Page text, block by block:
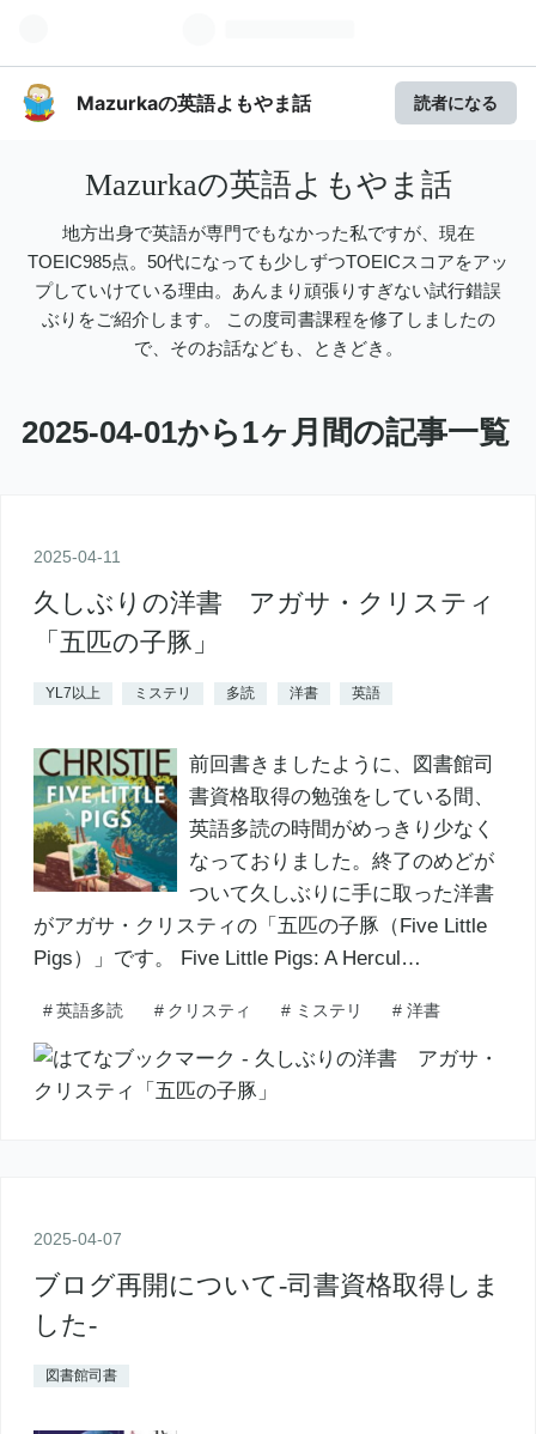
Mazurkaの英語よもやま話 読者になる
Mazurkaの英語よもやま話
地方出身で英語が専門でもなかった私ですが、現在
TOEIC985点。50代になっても少しずつTOEICスコアをアッ
プしていけている理由。あんまり頑張りすぎない試行錯誤
ぶりをご紹介します。 この度司書課程を修了しましたの
で、そのお話なども、ときどき。
2025-04-01から1ヶ月間の記事一覧
2025-04-11
久しぶりの洋書 アガサ・クリスティ
「五匹の子豚」
YL7以上 ミステリ 多読 洋書 英語
前回書きましたように、図書館司
書資格取得の勉強をしている間、
英語多読の時間がめっきり少なく
なっておりました。終了のめどが
ついて久しぶりに手に取った洋書
がアガサ・クリスティの「五匹の子豚（Five Little
Pigs）」です。 Five Little Pigs: A Hercul…
# 英語多読 # クリスティ # ミステリ # 洋書
2025-04-07
ブログ再開について-司書資格取得しま
した-
図書館司書